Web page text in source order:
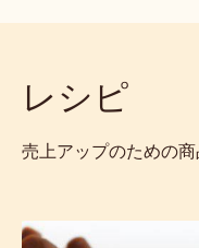
レシピ
売上アップのための
ホ